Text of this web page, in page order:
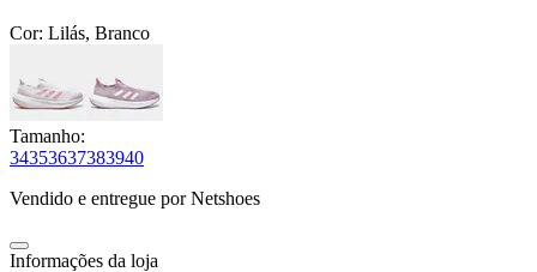
Cor: Lilás, Branco
Tamanho:
34353637383940
Vendido e entregue por Netshoes
Informações da loja